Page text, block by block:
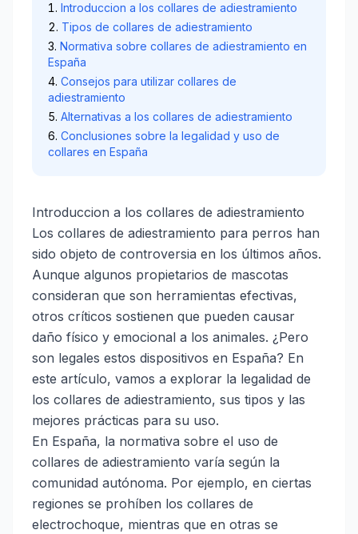
Introduccion a los collares de adiestramiento
Tipos de collares de adiestramiento
Normativa sobre collares de adiestramiento en
España
Consejos para utilizar collares de
adiestramiento
Alternativas a los collares de adiestramiento
Conclusiones sobre la legalidad y uso de
collares en España
Introduccion a los collares de adiestramiento
Los collares de adiestramiento para perros han
sido objeto de controversia en los últimos años.
Aunque algunos propietarios de mascotas
consideran que son herramientas efectivas,
otros críticos sostienen que pueden causar
daño físico y emocional a los animales. ¿Pero
son legales estos dispositivos en España? En
este artículo, vamos a explorar la legalidad de
los collares de adiestramiento, sus tipos y las
mejores prácticas para su uso.
En España, la normativa sobre el uso de
collares de adiestramiento varía según la
comunidad autónoma. Por ejemplo, en ciertas
regiones se prohíben los collares de
electrochoque, mientras que en otras se